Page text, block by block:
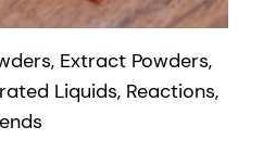
Extract Powders,
Liquids, Reactions,